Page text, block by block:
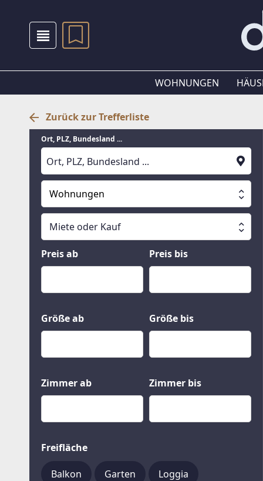
WOHNUNGEN
Zurück zur Trefferliste
Ort, PLZ, Bundesland ...
Suche läuft
Wohnungen
Alle Immobilien
Häuser
Grund und Boden
Miete oder Kauf
Miete oder Kauf
Kauf
Preis ab Preis bis
Größe ab Größe bis
Zimmer ab Zimmer bis
Freifläche
Balkon Garten Loggia